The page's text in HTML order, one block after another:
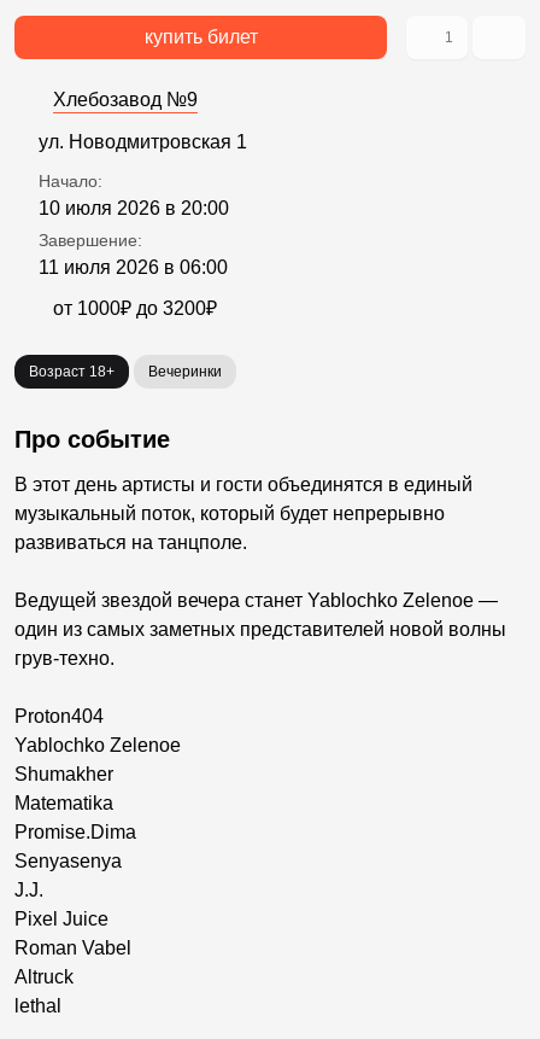
купить билет 1
Хлебозавод №9
ул. Новодмитровская 1
Начало:
10 июля 2026 в 20:00
Завершение:
11 июля 2026 в 06:00
от 1000₽ до 3200₽
Возраст 18+ Вечеринки
Про событие
В этот день артисты и гости объединятся в единый
музыкальный поток, который будет непрерывно
развиваться на танцполе.
Ведущей звездой вечера станет Yablochko Zelenoe —
один из самых заметных представителей новой волны
грув-техно.
Proton404
Yablochko Zelenoe
Shumakher
Matematika
Promise.Dima
Senyasenya
J.J.
Pixel Juice
Roman Vabel
Altruck
lethal